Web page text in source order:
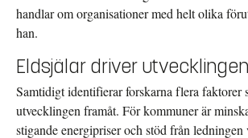
handlar om organisationer med helt olika
han.
Eldsjälar driver
Samtidigt identifierar forskarna flera faktorer
utvecklingen framåt. För kommuner är
stigande energipriser och stöd från